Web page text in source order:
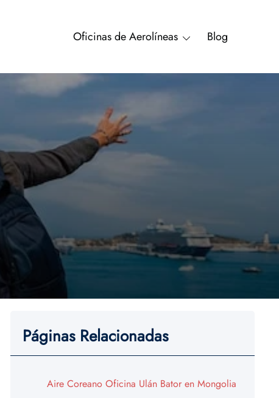
Oficinas de Aerolíneas Blog
Páginas Relacionadas
Aire Coreano Oficina Ulán Bator en Mongolia